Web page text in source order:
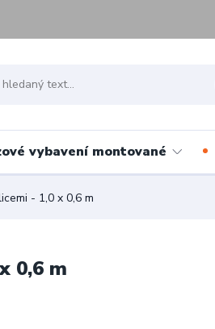
vybavení montované
- 1,0 x 0,6 m
0,6 m